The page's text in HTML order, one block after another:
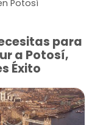
Potosí
para
a Potosí,
Éxito